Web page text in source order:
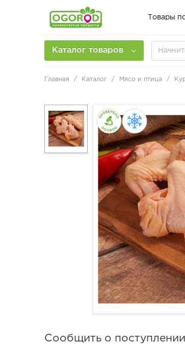
Товары
Каталог товаров
Главная Каталог Мясо и птица
Сообщить о поступлении